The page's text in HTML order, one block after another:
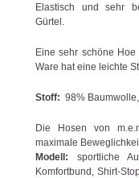
Elastisch und sehr
Gürtel.
Eine sehr schöne
Ware hat eine leichte
Stoff: 98%
Die Hosen von
maximale
Modell: sportliche
Komfortbund, Shirt-